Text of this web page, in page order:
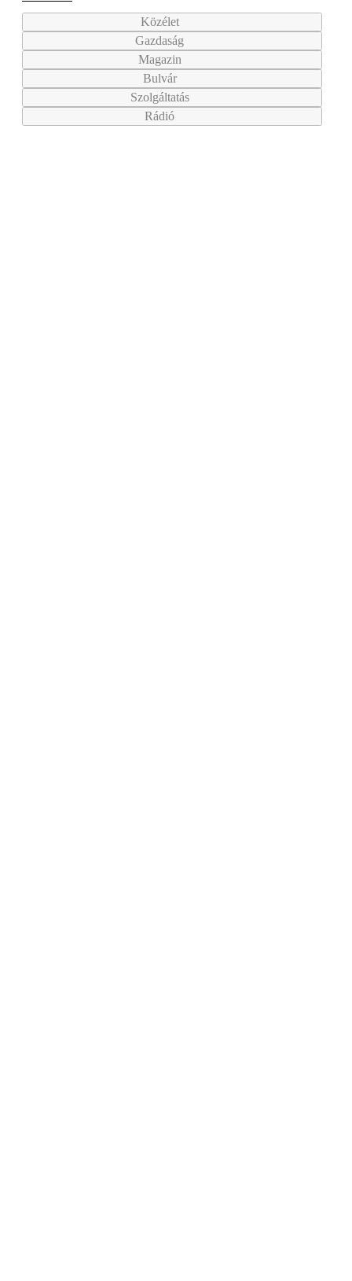
Közélet
Gazdaság
Magazin
Bulvár
Szolgáltatás
Rádió